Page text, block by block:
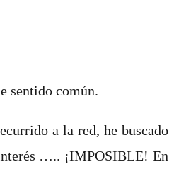
sentido común.
a la red, he buscado
….. ¡IMPOSIBLE! En